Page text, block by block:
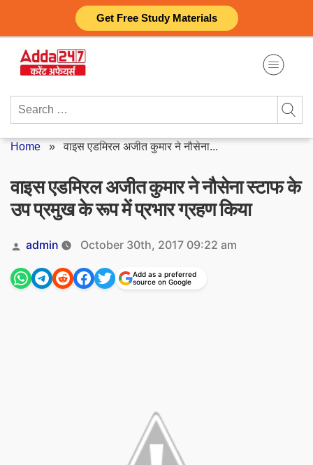
Get Free Study Materials
content
Search
Home »वाइस एडमिरल अजीत कुमार ने नौसेना...
वाइस एडमिरल अजीत कुमार ने नौसेना स्टाफ के
उप प्रमुख के रूप में प्रभार ग्रहण किया
Posted
by
admin October 30th, 2017 09:22 am
Add as a preferred
source on Google